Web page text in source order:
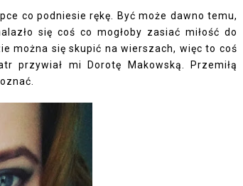
co podniesie rękę. Być może dawno temu,
się coś co mogłoby zasiać miłość do
można się skupić na wierszach, więc to coś
przywiał mi Dorotę Makowską. Przemiłą